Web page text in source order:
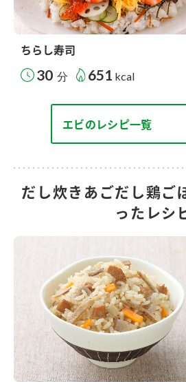
ちらし寿司
30 分 651 kcal
エビのレシピ一覧
だし炊きあごだし鶏ご
ったレシ